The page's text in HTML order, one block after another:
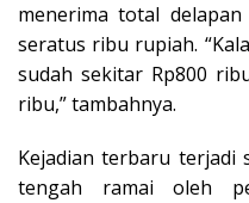
menerima total
seratus ribu rupiah.
sudah sekitar Rp800
ribu,” tambahnya.
Kejadian terbaru terjadi
tengah ramai oleh